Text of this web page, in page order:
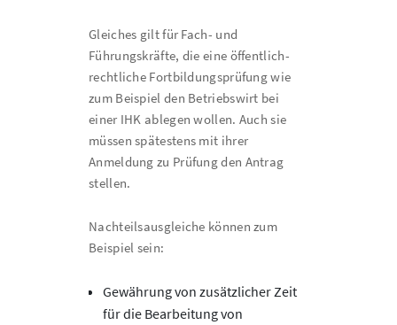
Gleiches gilt für Fach- und
Führungskräfte, die eine öffentlich-
rechtliche Fortbildungsprüfung wie
zum Beispiel den Betriebswirt bei
einer IHK ablegen wollen. Auch sie
müssen spätestens mit ihrer
Anmeldung zu Prüfung den Antrag
stellen.
Nachteilsausgleiche können zum
Beispiel sein:
Gewährung von zusätzlicher Zeit
für die Bearbeitung von